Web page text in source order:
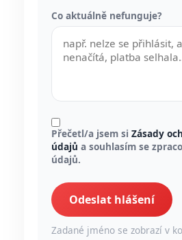
Co aktuálně nefunguje?
Přečetl/a jsem si Zásady
údajů a souhlasím se
údajů.
Odeslat hlášení
Zadané jméno se zobrazí v